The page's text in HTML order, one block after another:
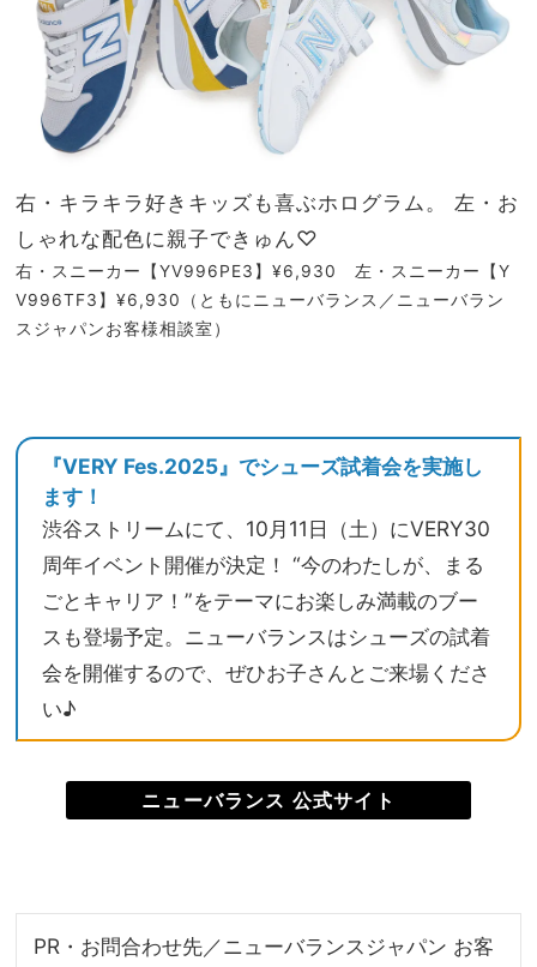
右・キラキラ好きキッズも喜ぶホログラム。 左・お
しゃれな配色に親子できゅん♡
右・スニーカー【YV996PE3】¥6,930 左・スニーカー【Y
V996TF3】¥6,930（ともにニューバランス／ニューバラン
スジャパンお客様相談室）
『VERY Fes.2025』でシューズ試着会を実施し
ます！
渋谷ストリームにて、10月11日（土）にVERY30
周年イベント開催が決定！ “今のわたしが、まる
ごとキャリア！”をテーマにお楽しみ満載のブー
スも登場予定。ニューバランスはシューズの試着
会を開催するので、ぜひお子さんとご来場くださ
い♪
ニューバランス 公式サイト
PR・お問合わせ先／ニューバランスジャパン お客